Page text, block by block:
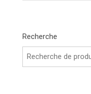
Recherche